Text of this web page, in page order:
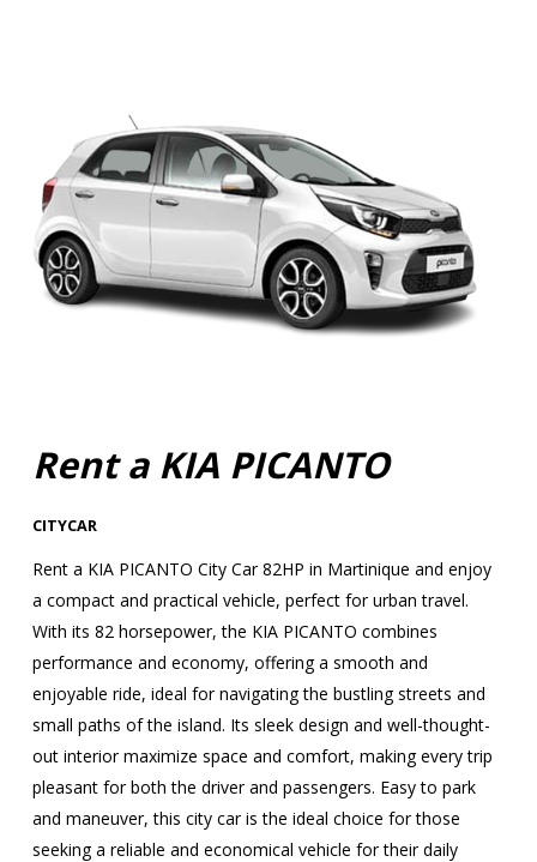
Rent a KIA PICANTO
CITYCAR
Rent a KIA PICANTO City Car 82HP in Martinique and enjoy
a compact and practical vehicle, perfect for urban travel.
With its 82 horsepower, the KIA PICANTO combines
performance and economy, offering a smooth and
enjoyable ride, ideal for navigating the bustling streets and
small paths of the island. Its sleek design and well-thought-
out interior maximize space and comfort, making every trip
pleasant for both the driver and passengers. Easy to park
and maneuver, this city car is the ideal choice for those
seeking a reliable and economical vehicle for their daily